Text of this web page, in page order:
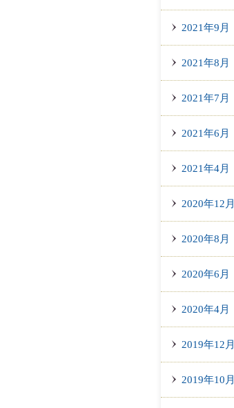
2021年9月
2021年8月
2021年7月
2021年6月
2021年4月
2020年12月
2020年8月
2020年6月
2020年4月
2019年12月
2019年10月